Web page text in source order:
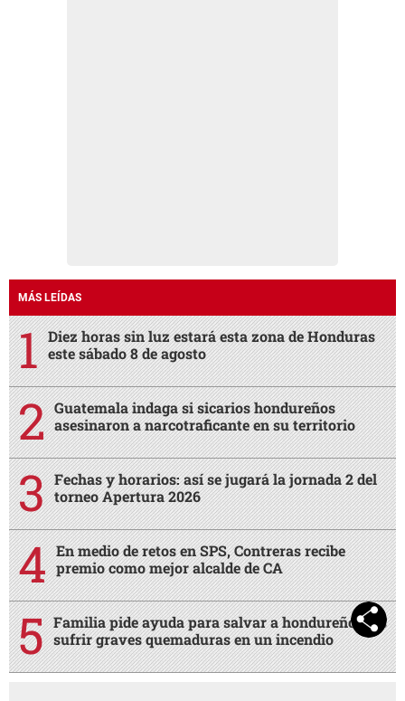
MÁS LEÍDAS
Diez horas sin luz estará esta zona de Honduras
este sábado 8 de agosto
Guatemala indaga si sicarios hondureños
asesinaron a narcotraficante en su territorio
Fechas y horarios: así se jugará la jornada 2 del
torneo Apertura 2026
En medio de retos en SPS, Contreras recibe
premio como mejor alcalde de CA
Familia pide ayuda para salvar a hondureño tras
sufrir graves quemaduras en un incendio